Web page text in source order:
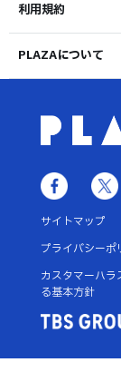
利用規約
PLAZAについて
サイトマップ
プライバシーポ
カスタマーハラ
る基本方針